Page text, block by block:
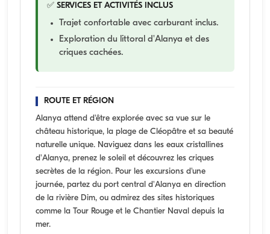
✅ SERVICES ET ACTIVITÉS INCLUS
Trajet confortable avec carburant inclus.
Exploration du littoral d'Alanya et des
criques cachées.
ROUTE ET RÉGION
Alanya attend d'être explorée avec sa vue sur le
château historique, la plage de Cléopâtre et sa beauté
naturelle unique. Naviguez dans les eaux cristallines
d'Alanya, prenez le soleil et découvrez les criques
secrètes de la région. Pour les excursions d'une
journée, partez du port central d'Alanya en direction
de la rivière Dim, ou admirez des sites historiques
comme la Tour Rouge et le Chantier Naval depuis la
mer.